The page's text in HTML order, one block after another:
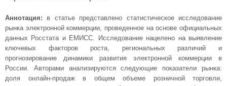
Аннотация: в статье представлено статистическое исследование
рынка электронной коммерции, проведенное на основе официальных
данных Росстата и ЕМИСС. Исследование нацелено на выявление
ключевых факторов роста, региональных различий и
прогнозирование динамики развития электронной коммерции в
России. Авторами анализируются следующие показатели рынка:
доля онлайн-продаж в общем объеме розничной торговли,